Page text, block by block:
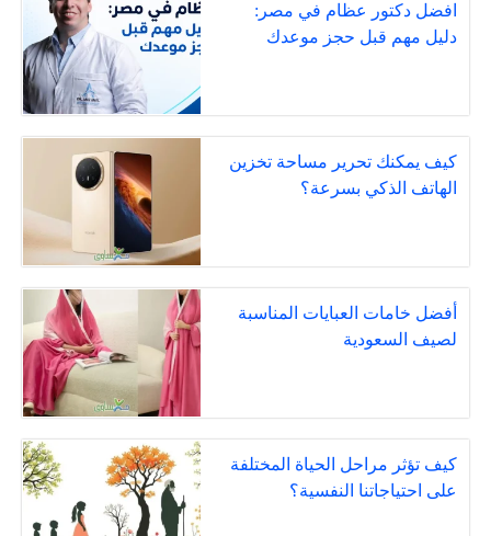
افضل دكتور عظام في مصر:
دليل مهم قبل حجز موعدك
كيف يمكنك تحرير مساحة تخزين
الهاتف الذكي بسرعة؟
أفضل خامات العبايات المناسبة
لصيف السعودية
كيف تؤثر مراحل الحياة المختلفة
على احتياجاتنا النفسية؟